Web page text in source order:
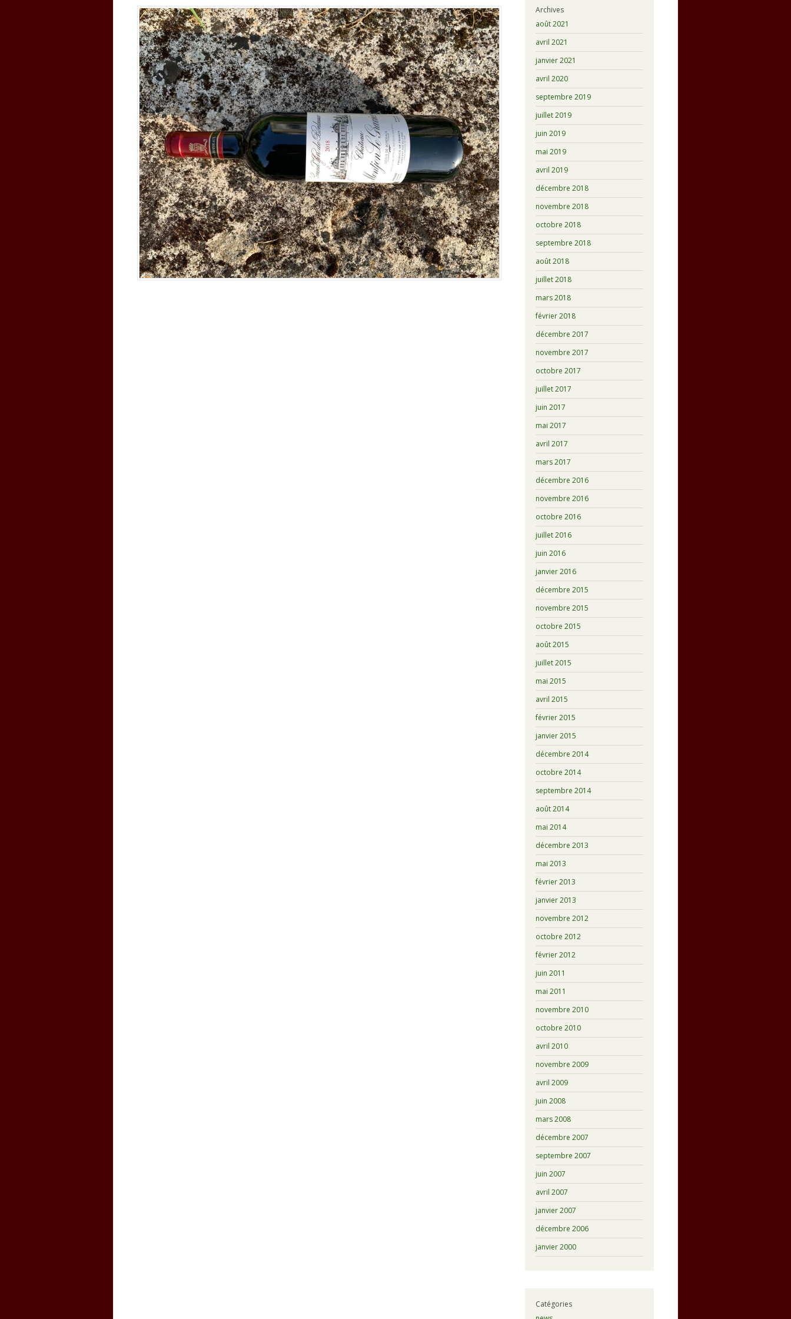
Archives
août 2021
avril 2021
janvier 2021
avril 2020
septembre 2019
juillet 2019
juin 2019
mai 2019
avril 2019
décembre 2018
novembre 2018
octobre 2018
septembre 2018
août 2018
juillet 2018
mars 2018
février 2018
décembre 2017
novembre 2017
octobre 2017
juillet 2017
juin 2017
mai 2017
avril 2017
mars 2017
décembre 2016
novembre 2016
octobre 2016
juillet 2016
juin 2016
janvier 2016
décembre 2015
novembre 2015
octobre 2015
août 2015
juillet 2015
mai 2015
avril 2015
février 2015
janvier 2015
décembre 2014
octobre 2014
septembre 2014
août 2014
mai 2014
décembre 2013
mai 2013
février 2013
janvier 2013
novembre 2012
octobre 2012
février 2012
juin 2011
mai 2011
novembre 2010
octobre 2010
avril 2010
novembre 2009
avril 2009
juin 2008
mars 2008
décembre 2007
septembre 2007
juin 2007
avril 2007
janvier 2007
décembre 2006
janvier 2000
Catégories